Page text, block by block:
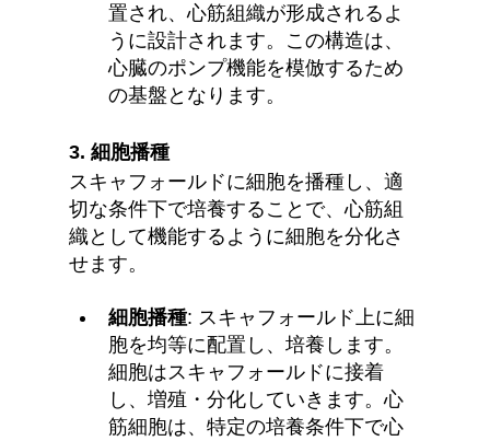
置され、心筋組織が形成されるよ
うに設計されます。この構造は、
心臓のポンプ機能を模倣するため
の基盤となります。
3. 細胞播種
スキャフォールドに細胞を播種し、適
切な条件下で培養することで、心筋組
織として機能するように細胞を分化さ
せます。
細胞播種: スキャフォールド上に細
胞を均等に配置し、培養します。
細胞はスキャフォールドに接着
し、増殖・分化していきます。心
筋細胞は、特定の培養条件下で心